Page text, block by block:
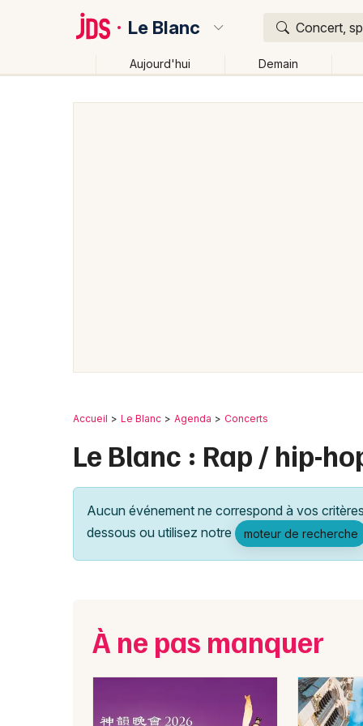
Le Blanc Concert,
Aujourd'hui Demain
Accueil Le Blanc Agenda Concerts
Le Blanc : Rap / hip-
Aucun événement ne correspond à vos
dessous ou utilisez notre
moteur de recherche
À ne pas manquer